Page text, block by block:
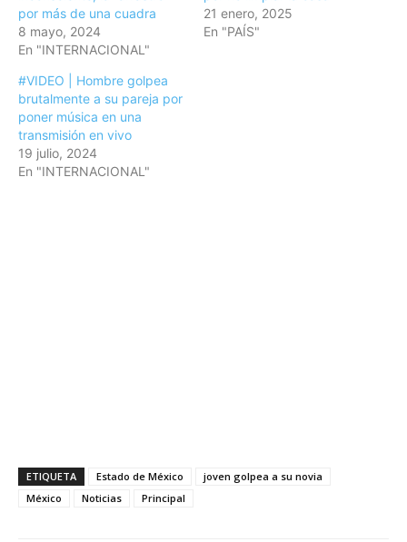
por más de una cuadra
8 mayo, 2024
En "INTERNACIONAL"
21 enero, 2025
En "PAÍS"
#VIDEO | Hombre golpea
brutalmente a su pareja por
poner música en una
transmisión en vivo
19 julio, 2024
En "INTERNACIONAL"
ETIQUETA Estado de México
joven golpea a su novia
México
Noticias Principal